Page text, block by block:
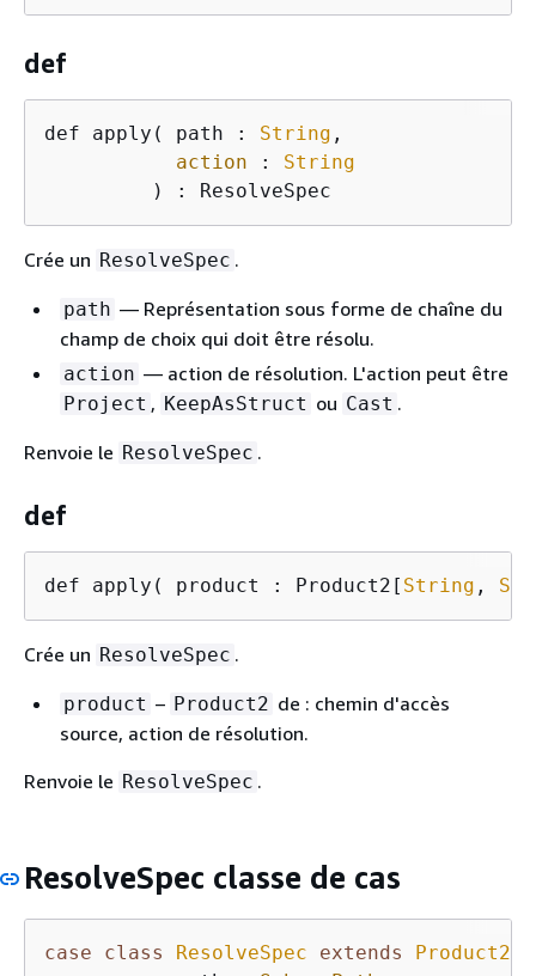
def
def apply( path : String ,
action : String
         ) : ResolveSpec
Crée un ResolveSpec .
path — Représentation sous forme de chaîne du
champ de choix qui doit être résolu.
action — action de résolution. L'action peut être
Project , KeepAsStruct ou Cast .
Renvoie le ResolveSpec .
def
def apply( product : Product2[ String ,
Crée un ResolveSpec .
product – Product2 de : chemin d'accès
source, action de résolution.
Renvoie le ResolveSpec .
ResolveSpec classe de cas
case class ResolveSpec extends Product2